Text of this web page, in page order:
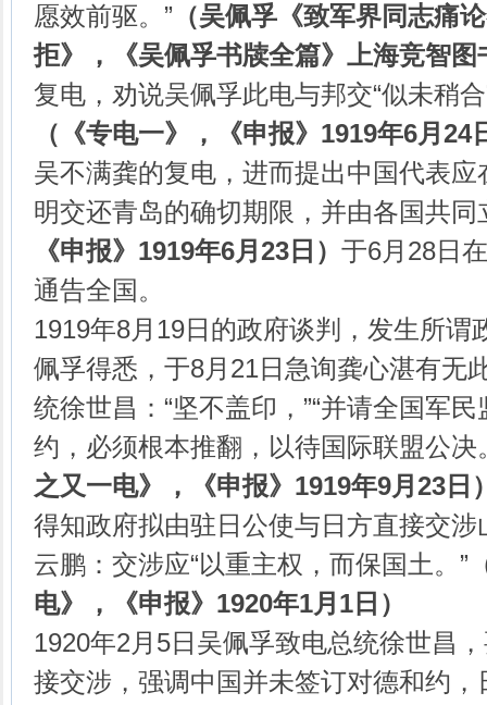
愿效前驱。” （吴佩孚《致军界同志痛
拒》，《吴佩孚书牍全篇》上海竞智图
复电，劝说吴佩孚此电与邦交“似未稍
（《专电一》，《申报》 1919年6月 24
吴不满龚的复电，进而提出中国代表
明交还青岛的确切期限，并由各国共同
《申报》 1919年6月 23 日） 于6月28日
通告全国。
1919年8月19日的政府谈判，发生所谓
佩孚得悉，于8月21日急询龚心湛有无
统徐世昌：“坚不盖印，”“并请全国军
约，必须根本推翻，以待国际联盟公决
之又一电》，《申报》 1919年9月 23 日
得知政府拟由驻日公使与日方直接交
云鹏：交涉应“以重主权，而保国土。”
电》，《申报》 1920年1月 1 日）
1920年2月5日吴佩孚致电总统徐世昌
接交涉，强调中国并未签订对德和约